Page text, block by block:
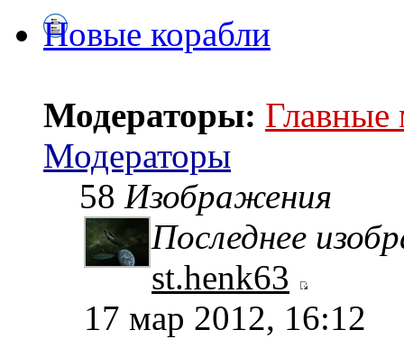
Новые корабли
Модераторы: Главные
Модераторы
58 Изображения
Последнее
st.henk63
17 мар 2012, 16:12